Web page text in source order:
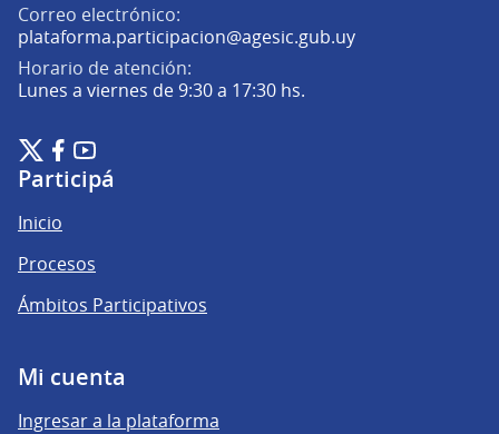
Correo electrónico:
plataforma.participacion@agesic.gub.uy(Abrir en una
Horario de atención:
Lunes a viernes de 9:30 a 17:30 hs.
Plataforma de Participación Ciudadana Digital en X
(Enlace externo)
Plataforma de Participación Ciudadana Digital en Facebook
(Enlace externo)
Plataforma de Participación Ciudadana Digital en
(Enlace externo)
Participá
Inicio
Procesos
Ámbitos Participativos
Mi cuenta
Ingresar a la plataforma